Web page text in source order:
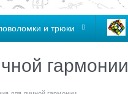
и трюки
гармонии